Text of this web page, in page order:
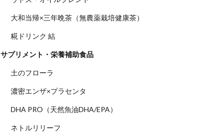
大和当帰×三年晩茶（無農薬栽培健康茶）
糀ドリンク 結
サプリメント・栄養補助食品
土のフローラ
濃密エンザ×プラセンタ
DHA PRO（天然魚油DHA/EPA）
ネトルリリーフ